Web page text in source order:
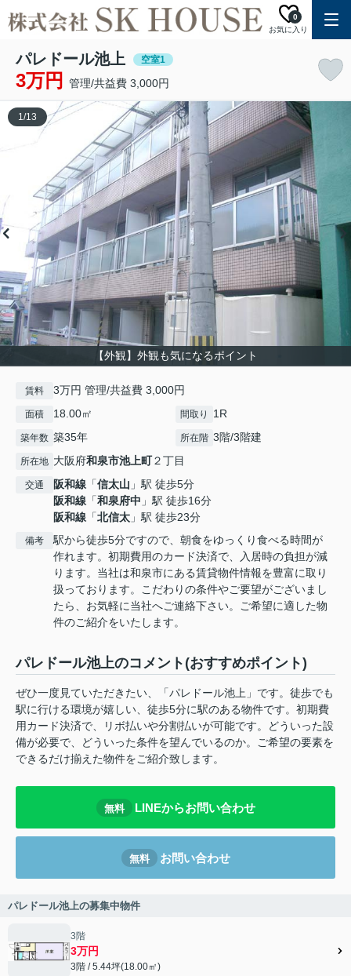
お気に入り
0
パレドール池上 空室1
3万円 管理/共益費 3,000円
【外観】外観も気になるポイント
1/13
賃料 3万円 管理/共益費 3,000円
面積 18.00㎡ 間取り 1R
築年数 築35年 所在階 3階/3階建
所在地 大阪府和泉市池上町２丁目
交通 阪和線 「信太山 」駅 徒歩5分
阪和線 「和泉府中 」駅 徒歩16分
阪和線 「北信太 」駅 徒歩23分
備考
駅から徒歩5分ですので、朝食をゆっくり食べる時間が
作れます。初期費用のカード決済で、入居時の負担が減
ります。当社は和泉市にある賃貸物件情報を豊富に取り
扱っております。こだわりの条件やご要望がございまし
たら、お気軽に当社へご連絡下さい。ご希望に適した物
件のご紹介をいたします。
パレドール池上のコメント(おすすめポイント)
ぜひ一度見ていただきたい、「パレドール池上」です。徒歩でも
駅に行ける環境が嬉しい、徒歩5分に駅のある物件です。初期費
用カード決済で、リボ払いや分割払いが可能です。どういった設
備が必要で、どういった条件を望んでいるのか。ご希望の要素を
できるだけ揃えた物件をご紹介致します。
無料 LINEからお問い合わせ
無料 お問い合わせ
パレドール池上の募集中物件
3階
3万円
3階 / 5.44坪(18.00㎡)